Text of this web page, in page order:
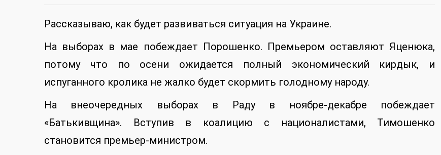
Рассказываю, как будет развиваться ситуация на Украине.
На выборах в мае побеждает Порошенко. Премьером оставляют Яценюка,
потому что по осени ожидается полный экономический кирдык, и
испуганного кролика не жалко будет скормить голодному народу.
На внеочередных выборах в Раду в ноябре-декабре побеждает
«Батькивщина». Вступив в коалицию с националистами, Тимошенко
становится премьер-министром.